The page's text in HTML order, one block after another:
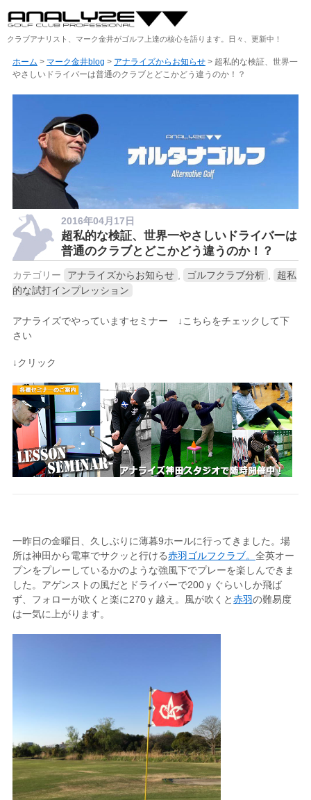
クラブアナリスト、マーク金井がゴルフ上達の核心を語ります。日々、更新中！
ホーム > マーク金井blog > アナライズからお知らせ> 超私的な検証、世界一
やさしいドライバーは普通のクラブとどこかどう違うのか！？
2016年04月17日
超私的な検証、世界一やさしいドライバーは
普通のクラブとどこかどう違うのか！？
カテゴリー アナライズからお知らせ ゴルフクラブ分析
超私
的な試打インプレッション
アナライズでやっていますセミナー ↓こちらをチェックして下
さい
↓クリック
一昨日の金曜日、久しぶりに薄暮9ホールに行ってきました。場
所は神田から電車でサクッと行ける赤羽ゴルフクラブ。 全英オー
プンをプレーしているかのような強風下でプレーを楽しんできま
した。アゲンストの風だとドライバーで200ｙぐらいしか飛ば
ず、フォローが吹くと楽に270ｙ越え。風が吹くと赤羽の難易度
は一気に上がります。